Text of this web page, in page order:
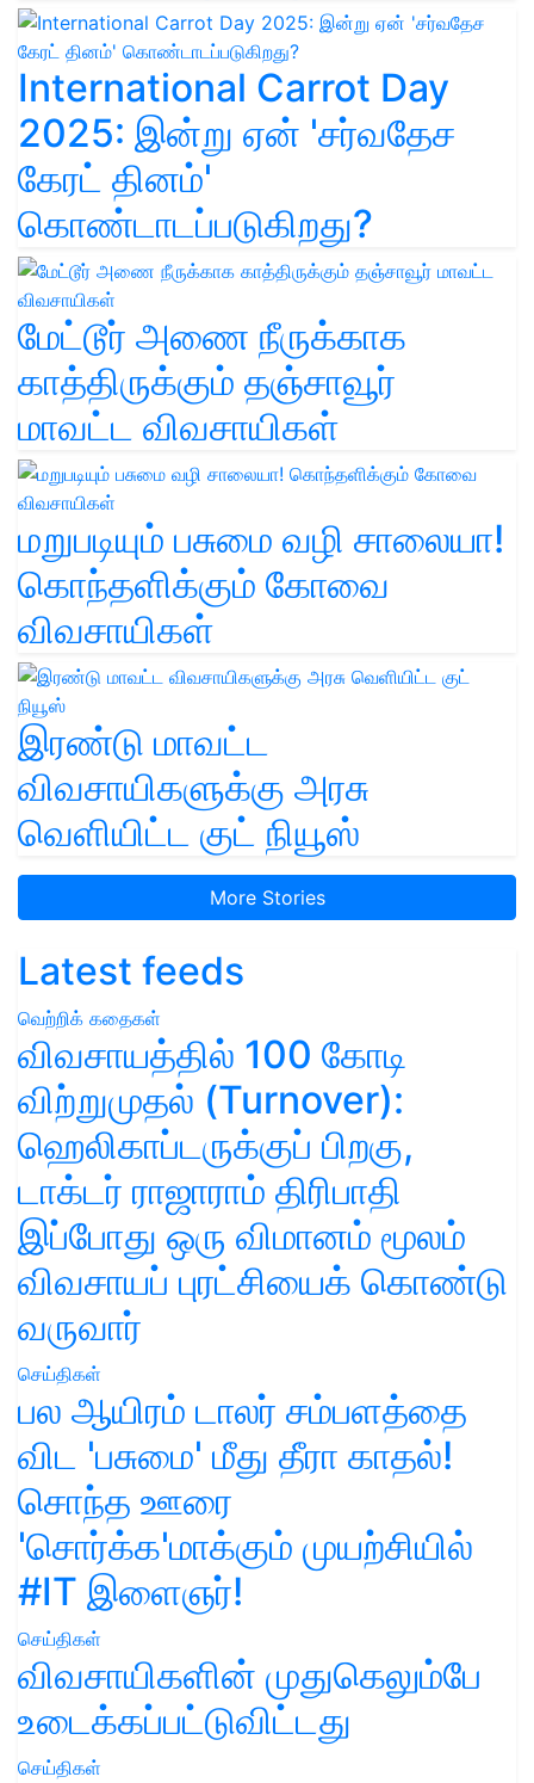
International Carrot Day
2025: இன்று ஏன் 'சர்வதேச
கேரட் தினம்'
கொண்டாடப்படுகிறது?
மேட்டூர் அணை நீருக்காக
காத்திருக்கும் தஞ்சாவூர்
மாவட்ட விவசாயிகள்
மறுபடியும் பசுமை வழி சாலையா!
கொந்தளிக்கும் கோவை
விவசாயிகள்
இரண்டு மாவட்ட
விவசாயிகளுக்கு அரசு
வெளியிட்ட குட் நியூஸ்
More Stories
Latest feeds
வெற்றிக் கதைகள்
விவசாயத்தில் 100 கோடி
விற்றுமுதல் (Turnover):
ஹெலிகாப்டருக்குப் பிறகு,
டாக்டர் ராஜாராம் திரிபாதி
இப்போது ஒரு விமானம் மூலம்
விவசாயப் புரட்சியைக் கொண்டு
வருவார்
செய்திகள்
பல ஆயிரம் டாலர் சம்பளத்தை
விட 'பசுமை' மீது தீரா காதல்!
சொந்த ஊரை
'சொர்க்க'மாக்கும் முயற்சியில்
#IT இளைஞர்!
செய்திகள்
விவசாயிகளின் முதுகெலும்பே
உடைக்கப்பட்டுவிட்டது
செய்திகள்